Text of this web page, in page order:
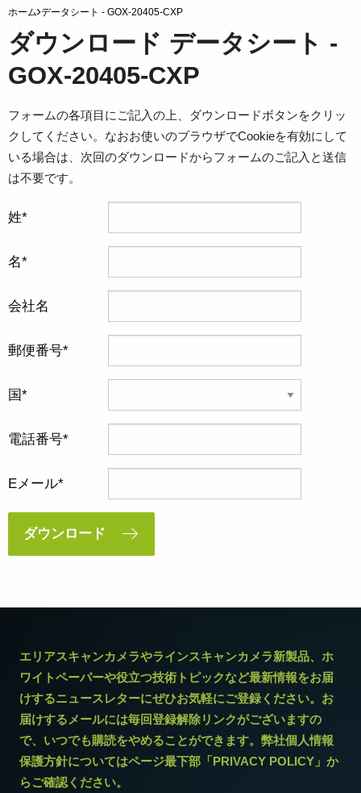
ホーム データシート - GOX-20405-CXP
ダウンロード データシート -
GOX-20405-CXP
フォームの各項目にご記入の上、ダウンロードボタンをクリッ
クしてください。なおお使いのブラウザでCookieを有効にして
いる場合は、次回のダウンロードからフォームのご記入と送信
は不要です。
姓
名
会社名
郵便番号
国
電話番号
Eメール
ダウンロード
エリアスキャンカメラやラインスキャンカメラ新製品、ホ
ワイトペーパーや役立つ技術トピックなど最新情報をお届
けするニュースレターにぜひお気軽にご登録ください。お
届けするメールには毎回登録解除リンクがございますの
で、いつでも購読をやめることができます。弊社個人情報
保護方針についてはページ最下部「PRIVACY POLICY」か
らご確認ください。